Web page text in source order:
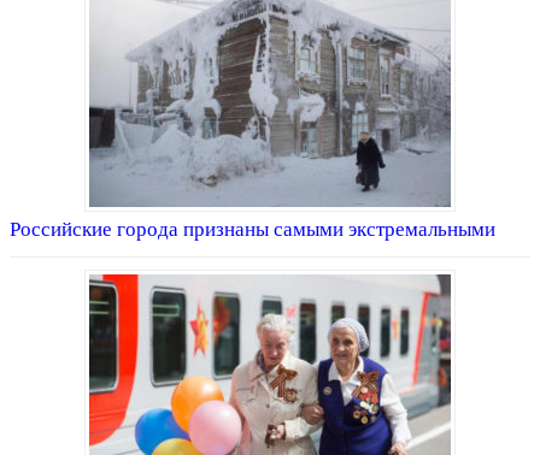
Российские города признаны самыми экстремальными